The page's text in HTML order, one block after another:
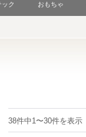
ック おもちゃ
38件中1〜30件を表示